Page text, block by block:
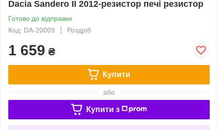
Dacia Sandero II 2012-резистор печі резистор
Готово до відправки
Код: DA-20009
Роздріб
1 659 ₴
Купити
або
Купити з